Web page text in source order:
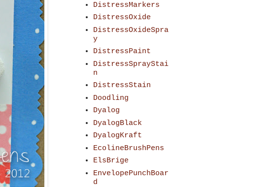
DistressMarkers
DistressOxide
DistressOxideSpra
y
DistressPaint
DistressSprayStai
n
DistressStain
Doodling
Dyalog
DyalogBlack
DyalogKraft
EcolineBrushPens
ElsBrige
EnvelopePunchBoar
d